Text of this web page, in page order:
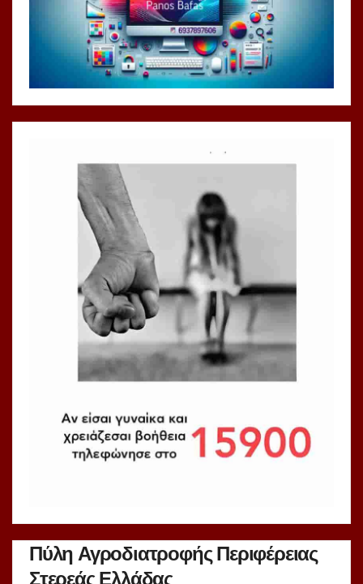
Πύλη Αγροδιατροφής Περιφέρειας
Στερεάς Ελλάδας